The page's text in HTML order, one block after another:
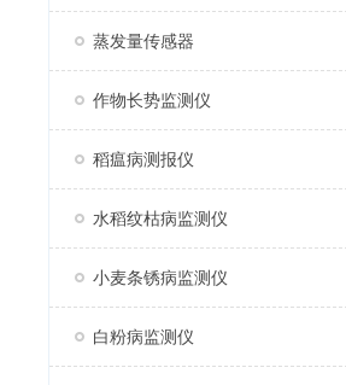
蒸发量传感器
作物长势监测仪
稻瘟病测报仪
水稻纹枯病监测仪
小麦条锈病监测仪
白粉病监测仪